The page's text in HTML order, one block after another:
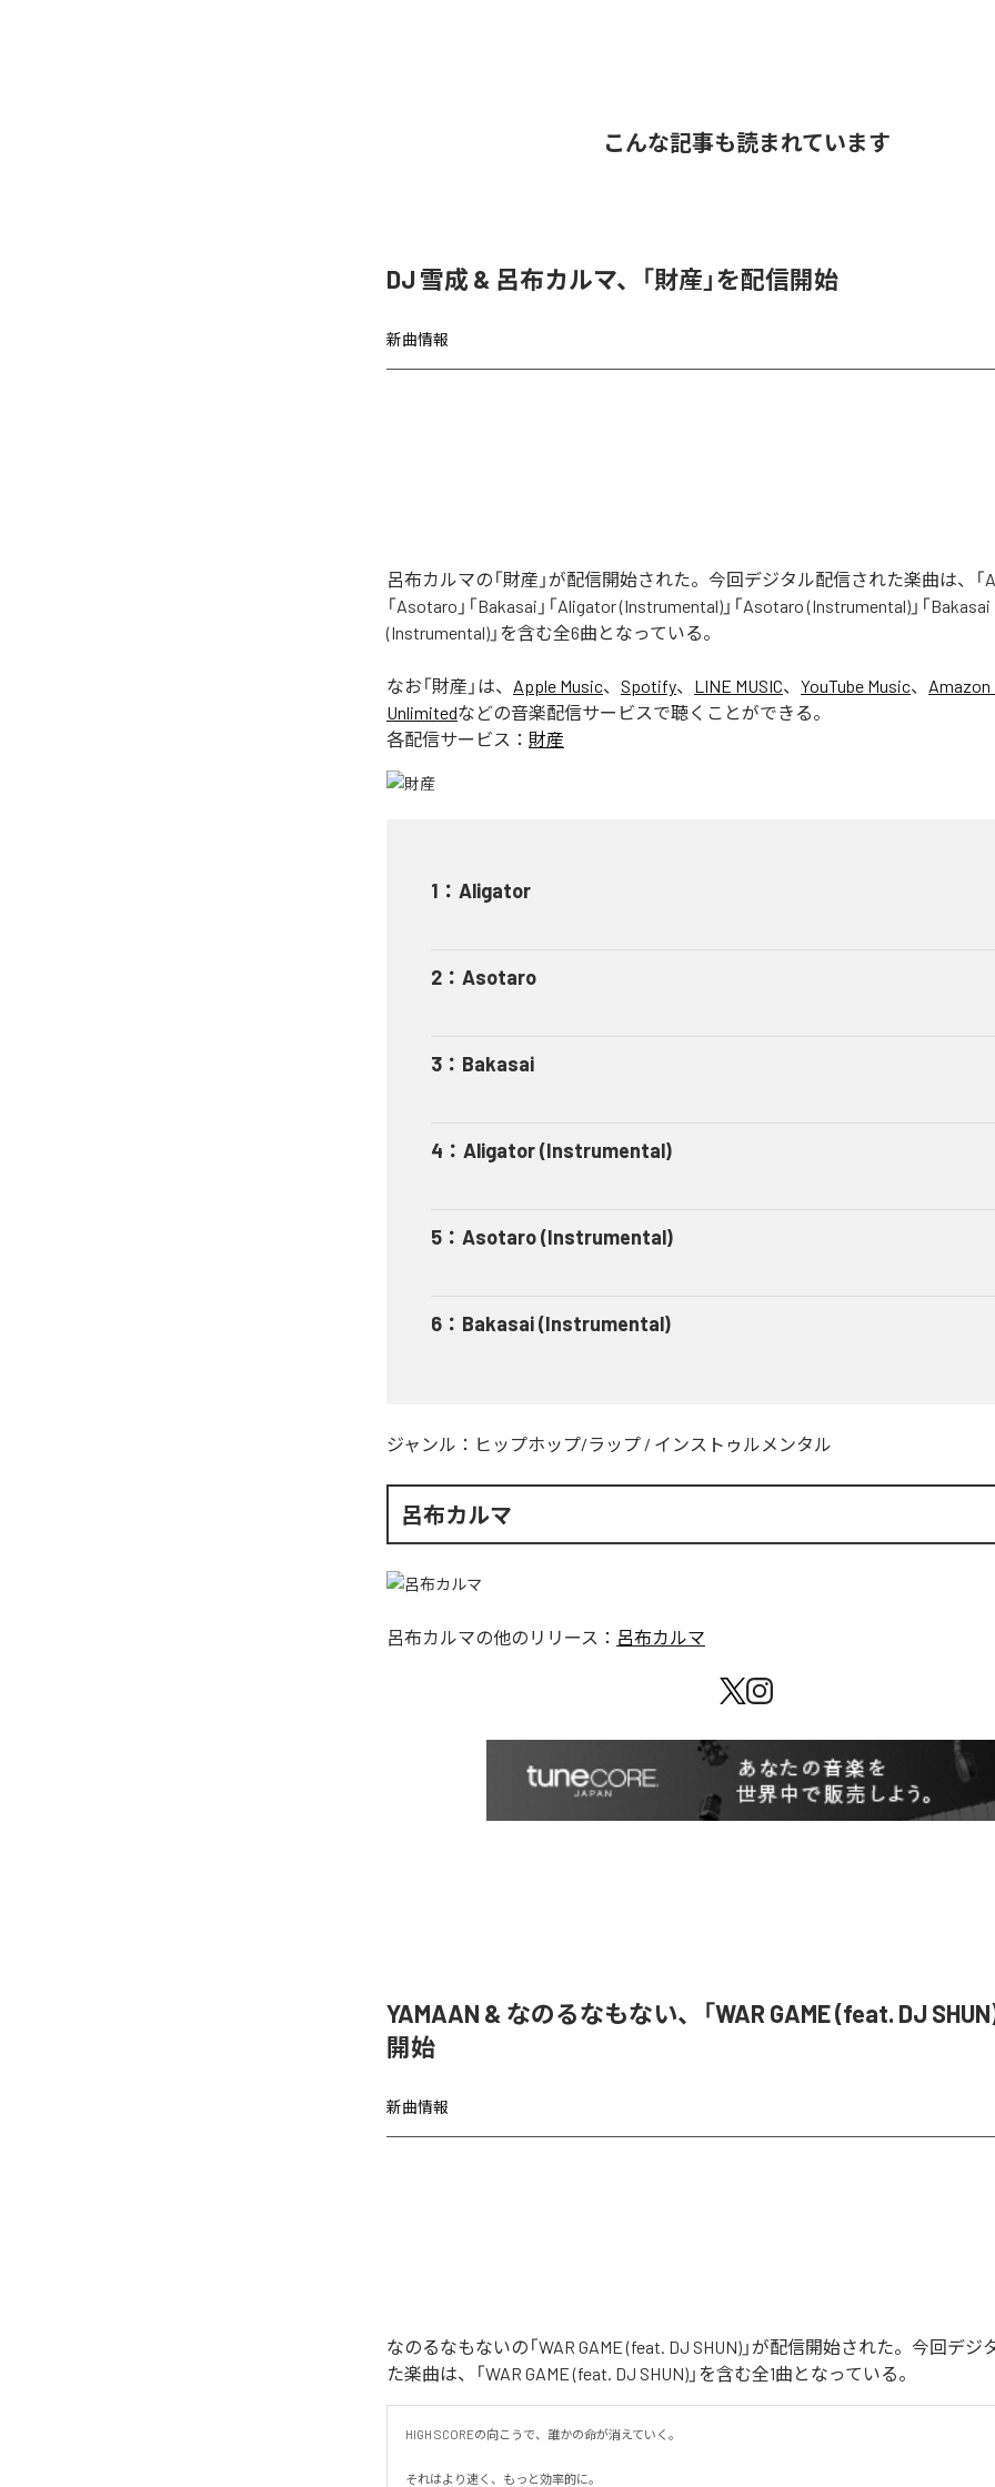
こんな記事も読まれています
DJ 雪成 & 呂布カルマ、「財産」を配信開始
新曲情報
呂布カルマの「財産」が配信開始された。今回デジタル配信された楽曲は、「
「Asotaro」「Bakasai」「Aligator (Instrumental)」「Asotaro (Instrumental)」「Bakasai
(Instrumental)」を含む全6曲となっている。
なお「財産 」は、 Apple Music、 Spotify、 LINE MUSIC、 YouTube Music、 Amazon
Unlimitedなどの音楽配信サービスで聴くことができる。
各配信サービス： 財産
1 ： Aligator
2 ： Asotaro
3 ： Bakasai
4 ： Aligator (Instrumental)
5 ： Asotaro (Instrumental)
6 ： Bakasai (Instrumental)
ジャンル： ヒップホップ/ラップ / インストゥルメンタル
呂布カルマ
呂布カルマの他のリリース： 呂布カルマ
YAMAAN & なのるなもない、「WAR GAME (feat. DJ
開始
新曲情報
なのるなもないの「WAR GAME (feat. DJ SHUN)」が配信開始された。今回デジ
た楽曲は、「WAR GAME (feat. DJ SHUN)」を含む全1曲となっている。
HIGH SCOREの向こうで、誰かの命が消えていく。
それはより速く、もっと効率的に。